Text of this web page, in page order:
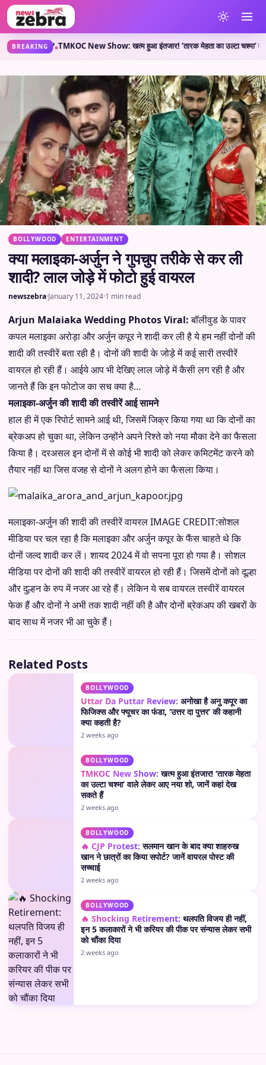
BREAKING
कहती है?•TMKOC New Show: खत्म हुआ इंतजार! ‘तारक मेहता का उल्टा चश्मा’ वाले
BOLLYWOOD ENTERTAINMENT
क्या मलाइका-अर्जुन ने गुपचुप तरीके से कर ली
शादी? लाल जोड़े में फोटो हुई वायरल
newszebra·January 11, 2024·1 min read
Arjun Malaiaka Wedding Photos Viral:बॉलीवुड के पावर
कपल मलाइका अरोड़ा और अर्जुन कपूर ने शादी कर ली है ये हम नहीं दोनों की
शादी की तस्वीरें बता रही है। दोनों की शादी के जोड़े में कई सारी तस्वीरें
वायरल हो रही हैं। आईये आप भी देखिए लाल जोड़े में कैसी लग रही है और
जानते हैं कि इन फोटोज का सच क्या है…
मलाइका-अर्जुन की शादी की तस्वीरें आई सामने
हाल ही में एक रिपोर्ट सामने आई थी, जिसमें जिक्र किया गया था कि दोनों का
ब्रेकअप हो चुका था, लेकिन उन्होंने अपने रिश्ते को नया मौका देने का फैसला
किया है। दरअसल इन दोनों में से कोई भी शादी को लेकर कमिटमेंट करने को
तैयार नहीं था जिस वजह से दोनों ने अलग होने का फैसला किया।
मलाइका-अर्जुन की शादी की तस्वीरें वायरलIMAGE CREDIT:सोशल
मीडिया पर चल रहा है कि मलाइका और अर्जुन कपूर के फैंस चाहते थे कि
दोनों जल्द शादी कर लें। शायद 2024 में वो सपना पूरा हो गया है। सोशल
मीडिया पर दोनों की शादी की तस्वीरें वायरल हो रही हैं। जिसमें दोनों को दूल्हा
और दुल्हन के रुप में नजर आ रहे हैं। लेकिन ये सब वायरल तस्वीरें वायरल
फेक हैं और दोनों ने अभी तक शादी नहीं की है और दोनों ब्रेकअप की खबरों के
बाद साथ में नजर भी आ चुके हैं।
Related Posts
BOLLYWOOD
Uttar Da Puttar Review: अनोखा है अनु कपूर का
फिजिक्स और फ्यूचर का फंडा, ‘उत्तर दा पुत्तर’ की कहानी
क्या कहती है?
2 weeks ago
BOLLYWOOD
TMKOC New Show: खत्म हुआ इंतजार! ‘तारक मेहता
का उल्टा चश्मा’ वाले लेकर आए नया शो, जानें कहां देख
सकते हैं
2 weeks ago
BOLLYWOOD
🔥 CJP Protest: सलमान खान के बाद क्या शाहरुख
खान ने छात्रों का किया सपोर्ट? जानें वायरल पोस्ट की
सच्चाई
2 weeks ago
BOLLYWOOD
🔥 Shocking Retirement: थलपति विजय ही नहीं,
इन 5 कलाकारों ने भी करियर की पीक पर संन्यास लेकर सभी
को चौंका दिया
2 weeks ago